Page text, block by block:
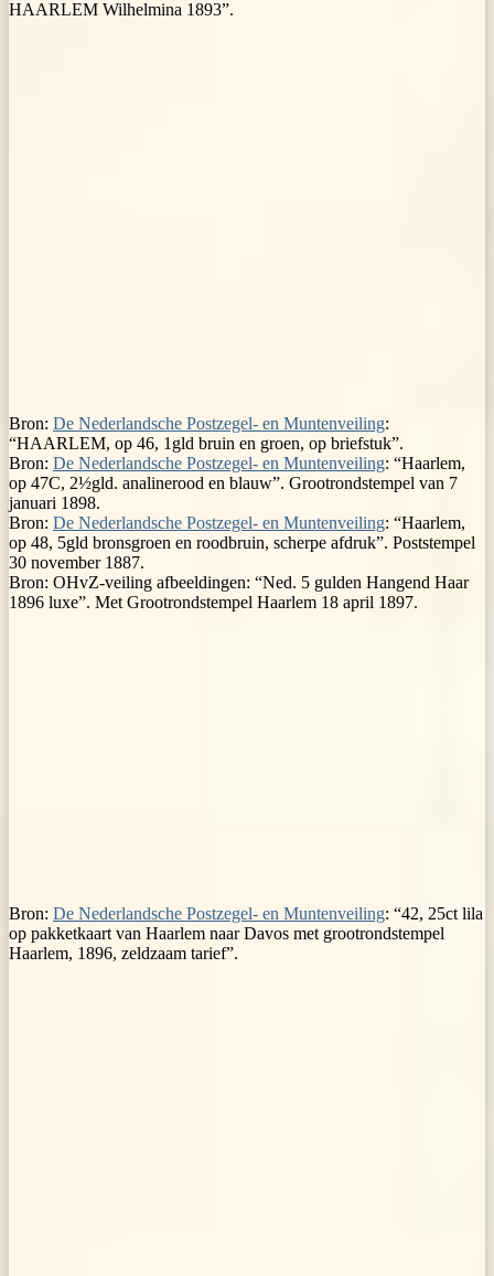
HAARLEM Wilhelmina 1893”.
Bron: De Nederlandsche Postzegel- en Muntenveiling:
“HAARLEM, op 46, 1gld bruin en groen, op briefstuk”.
Bron: De Nederlandsche Postzegel- en Muntenveiling: “Haarlem,
op 47C, 2½gld. analinerood en blauw”. Grootrondstempel van 7
januari 1898.
Bron: De Nederlandsche Postzegel- en Muntenveiling: “Haarlem,
op 48, 5gld bronsgroen en roodbruin, scherpe afdruk”. Poststempel
30 november 1887.
Bron: OHvZ-veiling afbeeldingen: “Ned. 5 gulden Hangend Haar
1896 luxe”. Met Grootrondstempel Haarlem 18 april 1897.
Bron: De Nederlandsche Postzegel- en Muntenveiling: “42, 25ct lila
op pakketkaart van Haarlem naar Davos met grootrondstempel
Haarlem, 1896, zeldzaam tarief”.